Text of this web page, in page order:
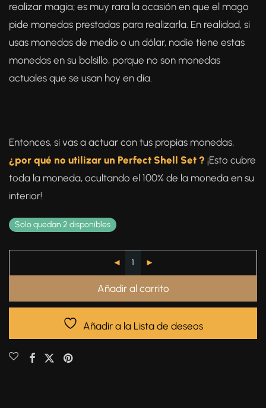
realizar magia; es muy rara la ocasión en que el mago
pide monedas prestadas para realizarla. En realidad, si
usas monedas de medio o un dólar, nadie tiene estas
monedas en su bolsillo, porque no son monedas
actuales que se usan hoy en día.
Entonces, si vas a actuar con tus propias monedas,
¿por qué no utilizar un Perfect Shell Set ? ¡Esto cubre
toda la moneda, ocultando el 100% de la moneda en su
interior!
Solo quedan 2 disponibles
Añadir al carrito
Añadir a la Lista de deseos